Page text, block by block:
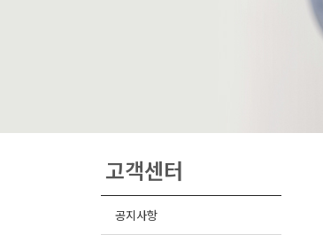
고객센터
공지사항